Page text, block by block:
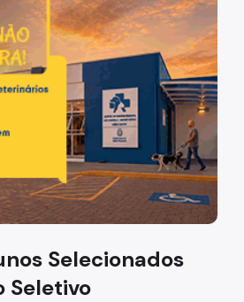
Selecionados
Seletivo